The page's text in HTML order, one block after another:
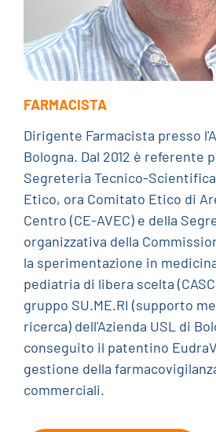
FARMACISTA
Dirigente Farmacista presso
Bologna. Dal 2012 è referente
Segreteria Tecnico-
Etico, ora Comitato Etico di
Centro (CE-AVEC) e della
organizzativa della
la sperimentazione in
pediatria di libera scelta
gruppo SU.ME.RI (supporto
ricerca) dell'Azienda USL di
conseguito il patentino
gestione della
commerciali.